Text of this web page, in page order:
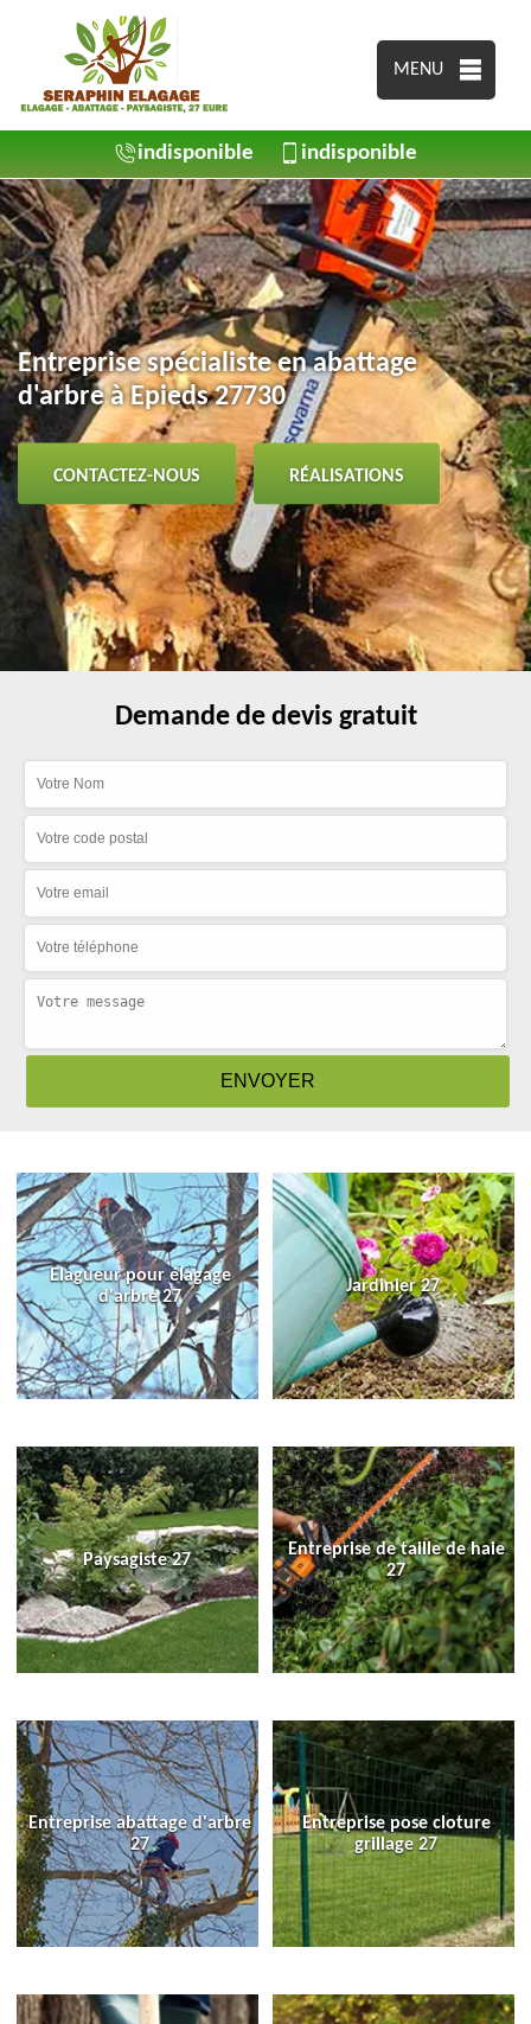
MENU
indisponible indisponible
Entreprise spécialiste en abattage
d'arbre à Epieds 27730
CONTACTEZ-NOUS RÉALISATIONS
Demande de devis gratuit
Elagueur pour élagage
d'arbre 27
Jardinier 27
Paysagiste 27
Entreprise de taille de haie
27
Entreprise abattage d'arbre
27
Entreprise pose cloture
grillage 27